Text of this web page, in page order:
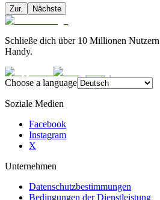
Zur. Nächste
Schließe dich über 10 Millionen
Handy.
Choose a language
Soziale Medien
Facebook
Instagram
X
Unternehmen
Datenschutzbestimmungen
Bedingungen der Dienstleistung